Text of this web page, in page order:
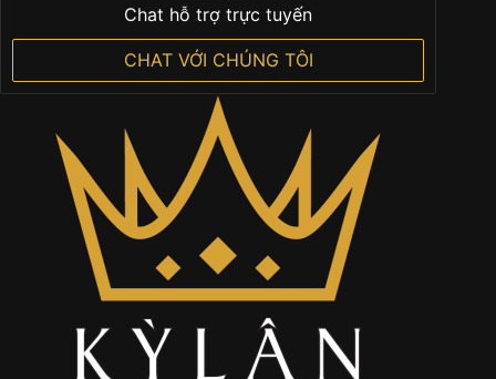
Chat hỗ trợ trực tuyến
CHAT VỚI CHÚNG TÔI